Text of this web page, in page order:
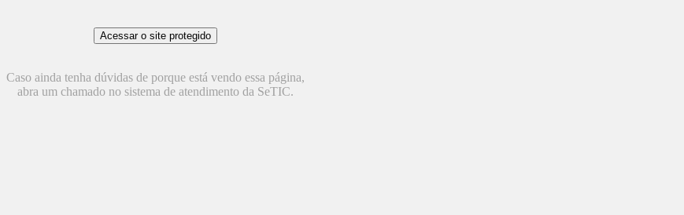
Caso ainda tenha dúvidas de porque está vendo essa página,
abra um chamado no sistema de atendimento da SeTIC.